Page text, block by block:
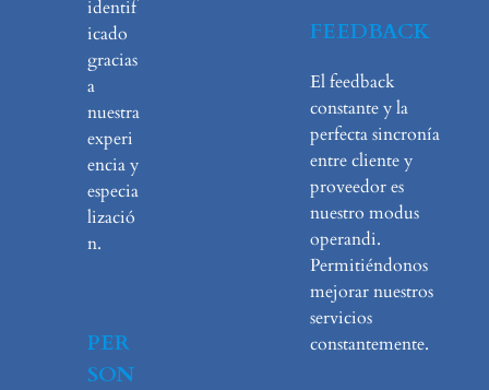
identif
icado
gracias
a
nuestra
experi
encia y
especia
lizació
n.
PER
SON
FEEDBACK
El feedback
constante y la
perfecta sincronía
entre cliente y
proveedor es
nuestro modus
operandi.
Permitiéndonos
mejorar nuestros
servicios
constantemente.